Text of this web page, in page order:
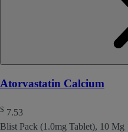
Atorvastatin Calcium
$ 7.53
Blist Pack (1.0mg Tablet), 10 Mg